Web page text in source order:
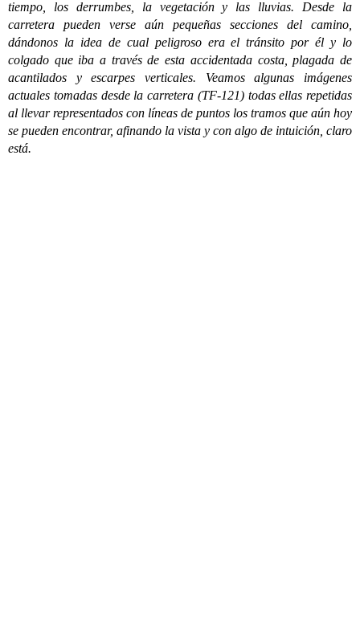
tiempo, los derrumbes, la vegetación y las lluvias. Desde la
carretera pueden verse aún pequeñas secciones del camino,
dándonos la idea de cual peligroso era el tránsito por él y lo
colgado que iba a través de esta accidentada costa, plagada de
acantilados y escarpes verticales. Veamos algunas imágenes
actuales tomadas desde la carretera (TF-121) todas ellas repetidas
al llevar representados con líneas de puntos los tramos que aún hoy
se pueden encontrar, afinando la vista y con algo de intuición, claro
está.